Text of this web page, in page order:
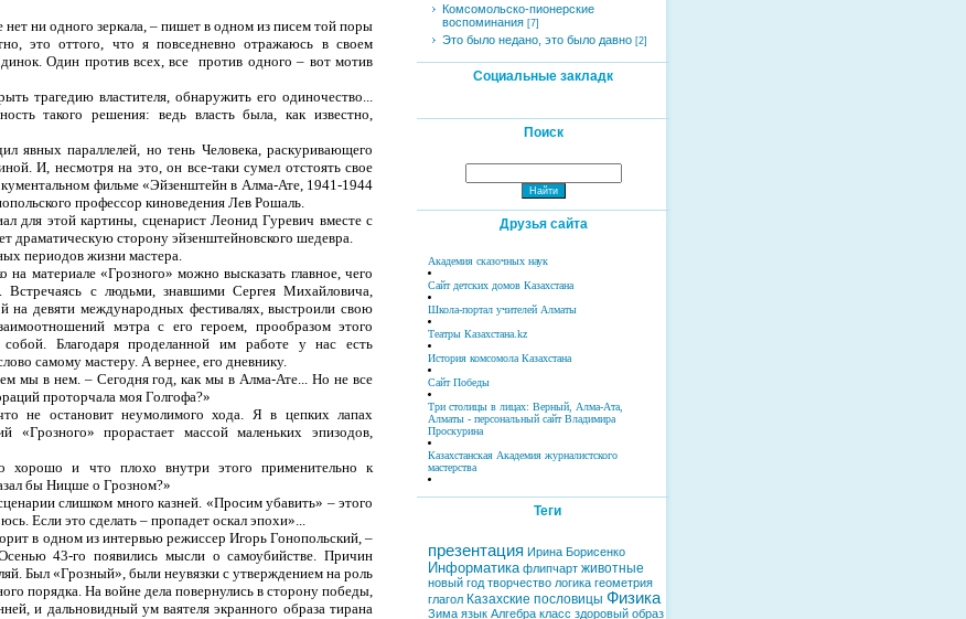
ни одного зеркала, – пишет в одном из писем той поры
это оттого, что я повседневно отражаюсь в своем
Один против всех, все
против одного – вот мотив
трагедию властителя, обнаружить его одиночество...
такого решения: ведь власть была, как известно,
явных параллелей, но тень Человека, раскуривающего
И, несмотря на это, он все-таки сумел отстоять свое
фильме «Эйзенштейн в Алма-Ате, 1941-1944
профессор киноведения Лев Рошаль.
для этой картины, сценарист Леонид Гуревич вместе с
драматическую сторону эйзенштейновского шедевра.
периодов жизни мастера.
на материале «Грозного» можно высказать главное, чего
Встречаясь с людьми, знавшими Сергея Михайловича,
на девяти международных фестивалях, выстроили свою
мэтра с его героем, прообразом этого
Благодаря проделанной им работе у нас есть
самому мастеру. А вернее, его дневнику.
мы в нем. – Сегодня год, как мы в Алма-Ате... Но не все
проторчала моя Голгофа?»
не остановит неумолимого хода. Я в цепких лапах
«Грозного» прорастает массой маленьких эпизодов,
хорошо и что плохо внутри этого применительно к
бы Ницше о Грозном?»
слишком много казней. «Просим убавить» – этого
Если это сделать – пропадет оскал эпохи»...
в одном из интервью режиссер Игорь Гонопольский, –
43-го появились мысли о самоубийстве. Причин
Был «Грозный», были неувязки с утверждением на роль
порядка. На войне дела повернулись в сторону победы,
и дальновидный ум ваятеля экранного образа тирана
Комсомольско-пионерские
воспоминания [7]
Это было недано, это было давно [2]
Социальные закладк
Поиск
Друзья сайта
Академия сказочных наук
Сайт детских домов Казахстана
Школа-портал учителей Алматы
Театры Казахстана.kz
История комсомола Казахстана
Сайт Победы
Три столицы в лицах: Верный, Алма-Ата,
Алматы - персональный сайт Владимира
Проскурина
Казахстанская Академия журналистского
мастерства
Теги
презентация Ирина Борисенко
Информатика флипчарт животные
новый год творчество логика геометрия
глагол Казахские пословицы Физика
Зима язык Алгебра класс здоровый образ